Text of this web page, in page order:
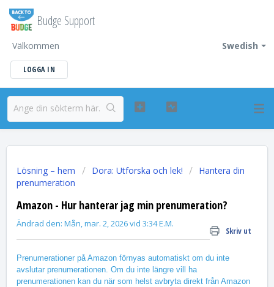
Budge Support
Swedish
Välkommen
LOGGA IN
Lösning – hem Dora: Utforska och lek!
Hantera din
prenumeration
Amazon - Hur hanterar jag min prenumeration?
Skriv ut
Ändrad den: Mån, mar. 2, 2026 vid 3:34 E.M.
Prenumerationer på Amazon förnyas automatiskt om du inte
avslutar prenumerationen. Om du inte längre vill ha
prenumerationen kan du när som helst avbryta direkt från Amazon